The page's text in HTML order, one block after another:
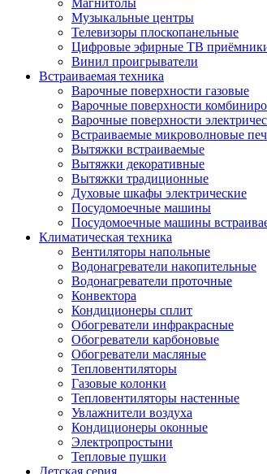
Магнитолы
Музыкальные центры
Телевизоры плоскопанельные
Цифровые эфирные ТВ
Винил проигрыватели
Встраиваемая техника
Варочные поверхности газовые
Варочные поверхности
Варочные поверхности
Встраиваемые микроволновые
Вытяжки встраиваемые
Вытяжки декоративные
Вытяжки традиционные
Духовые шкафы электрические
Посудомоечные машины
Посудомоечные машины
Климатическая техника
Вентиляторы напольные
Водонагреватели накопительные
Водонагреватели проточные
Конвектора
Кондиционеры сплит
Обогреватели инфракрасные
Обогреватели карбоновые
Обогреватели масляные
Тепловентиляторы
Газовые колонки
Тепловентиляторы настенные
Увлажнители воздуха
Кондиционеры оконные
Электропростыни
Тепловые пушки